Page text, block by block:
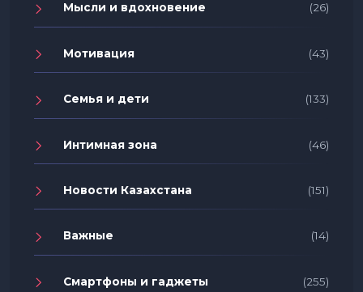
Мысли и вдохновение (26)
Мотивация (43)
Семья и дети (133)
Интимная зона (46)
Новости Казахстана (151)
Важные (14)
Смартфоны и гаджеты (255)